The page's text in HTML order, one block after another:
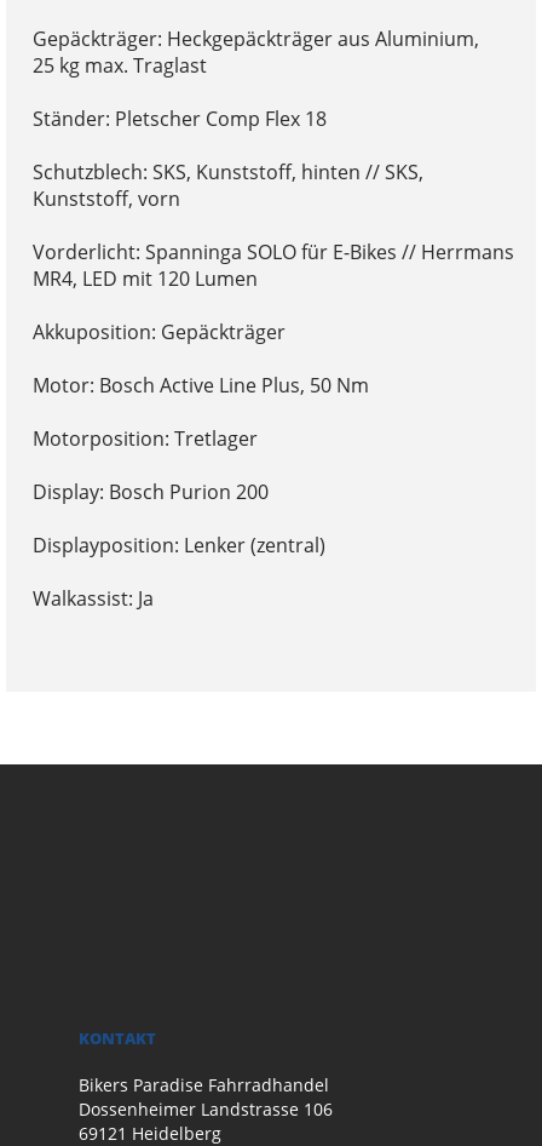
Gepäckträger: Heckgepäckträger aus Aluminium,
25 kg max. Traglast
Ständer: Pletscher Comp Flex 18
Schutzblech: SKS, Kunststoff, hinten // SKS,
Kunststoff, vorn
Vorderlicht: Spanninga SOLO für E-Bikes // Herrmans
MR4, LED mit 120 Lumen
Akkuposition: Gepäckträger
Motor: Bosch Active Line Plus, 50 Nm
Motorposition: Tretlager
Display: Bosch Purion 200
Displayposition: Lenker (zentral)
Walkassist: Ja
KONTAKT
Bikers Paradise Fahrradhandel
Dossenheimer Landstrasse 106
69121 Heidelberg